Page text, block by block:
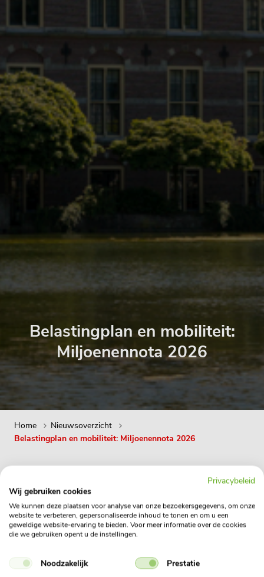
Belastingplan en mobiliteit:
Miljoenennota 2026
Home
Nieuwsoverzicht
Belastingplan en mobiliteit: Miljoenennota 2026
Belastingplan en mobiliteit:
Miljoenennota 2026
De komende jaren verandert het fiscale beleid rondom mobiliteit
ingrijpend. Wij zetten de belangrijkste maatregelen op een rij.
Privacybeleid
Wij gebruiken cookies
We kunnen deze plaatsen voor analyse van onze bezoekersgegevens, om onze
website te verbeteren, gepersonaliseerde inhoud te tonen en om u een
geweldige website-ervaring te bieden. Voor meer informatie over de cookies
die we gebruiken opent u de instellingen.
Noodzakelijk
Prestatie